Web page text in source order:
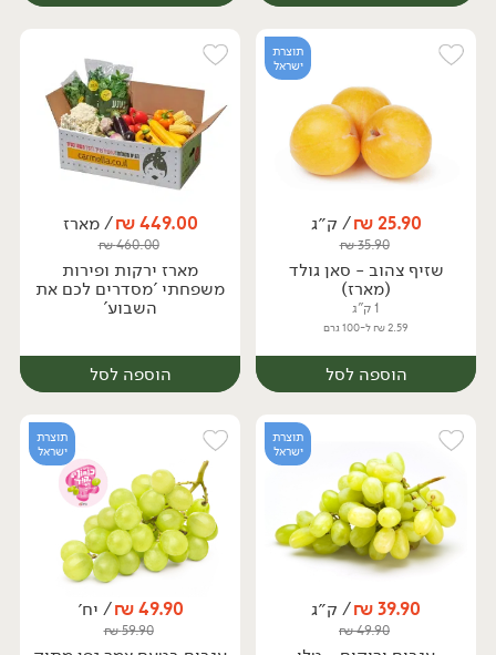
מארז מארז
תוצרת
ישראל
25.90
₪/ ק״ג
35.90
₪
שזיף צהוב - סאן גולד
(מארז)
1 ק"ג
2.59 ₪ ל-100 גרם
הוספה לסל
מארז
449.00
₪/ מארז
460.00
₪
מארז ירקות ופירות
משפחתי 'מסדרים לכם את
השבוע'
הוספה לסל
מארז
תוצרת
ישראל
39.90
₪/ ק״ג
49.90
₪
תוצרת
ישראל
49.90
₪/ יח׳
59.90
₪